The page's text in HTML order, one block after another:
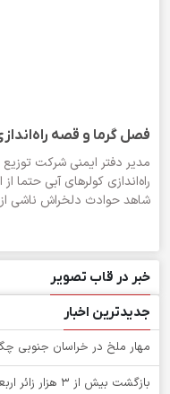
فصل گرما و قصه
مدیر دفتر ایمنی شرکت
راه‌اندازی کولرهای آبی
شاهد حوادث دلخراش ناشی از
خبر در قاب تصویر
جدیدترین اخبار
‌مهار ملخ در خراسان جنوبی
بازگشت بیش از